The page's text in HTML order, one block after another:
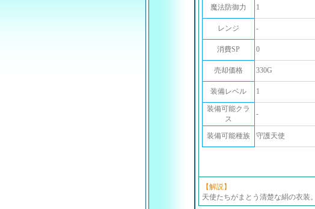
魔法防御力 1
レンジ -
消費SP 0
売却価格 330G
装備レベル 1
装備可能クラ
ス
-
装備可能種族 守護天使
【解説】
天使たちがまとう清楚な絹の衣装。